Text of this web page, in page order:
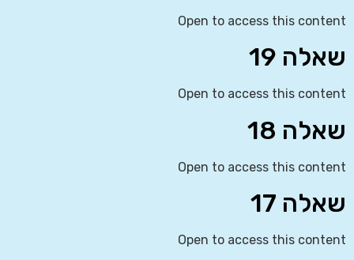
Open to access this content
שאלה 19
Open to access this content
שאלה 18
Open to access this content
שאלה 17
Open to access this content